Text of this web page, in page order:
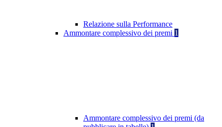
Relazione sulla Performance
Ammontare complessivo dei premi 1
Ammontare complessivo dei premi (da